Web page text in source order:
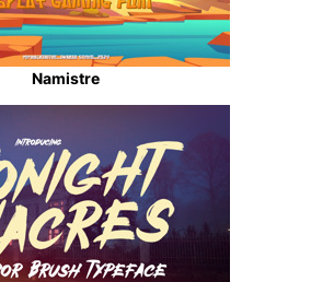
Namistre